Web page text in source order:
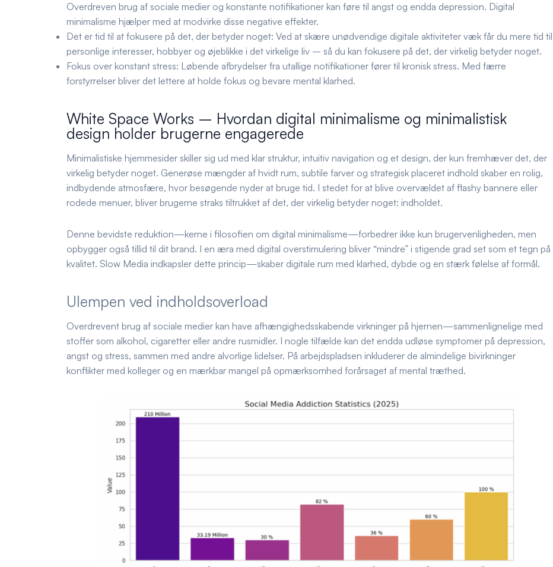
Overdreven brug af sociale medier og konstante notifikationer kan føre til angst og endda depression. Digital
minimalisme hjælper med at modvirke disse negative effekter.
Det er tid til at fokusere på det, der betyder noget: Ved at skære unødvendige digitale aktiviteter væk får du mere tid til
personlige interesser, hobbyer og øjeblikke i det virkelige liv – så du kan fokusere på det, der virkelig betyder noget.
Fokus over konstant stress: Løbende afbrydelser fra utallige notifikationer fører til kronisk stress. Med færre
forstyrrelser bliver det lettere at holde fokus og bevare mental klarhed.
White Space Works – Hvordan digital minimalisme og minimalistisk
design holder brugerne engagerede
Minimalistiske hjemmesider skiller sig ud med klar struktur, intuitiv navigation og et design, der kun fremhæver det, der
virkelig betyder noget. Generøse mængder af hvidt rum, subtile farver og strategisk placeret indhold skaber en rolig,
indbydende atmosfære, hvor besøgende nyder at bruge tid. I stedet for at blive overvældet af flashy bannere eller
rodede menuer, bliver brugerne straks tiltrukket af det, der virkelig betyder noget: indholdet.
Denne bevidste reduktion—kerne i filosofien om digital minimalisme—forbedrer ikke kun brugervenligheden, men
opbygger også tillid til dit brand. I en æra med digital overstimulering bliver “mindre” i stigende grad set som et tegn på
kvalitet. Slow Media indkapsler dette princip—skaber digitale rum med klarhed, dybde og en stærk følelse af formål.
Ulempen ved indholdsoverload
Overdrevent brug af sociale medier kan have afhængighedsskabende virkninger på hjernen—sammenlignelige med
stoffer som alkohol, cigaretter eller andre rusmidler. I nogle tilfælde kan det endda udløse symptomer på depression,
angst og stress, sammen med andre alvorlige lidelser. På arbejdspladsen inkluderer de almindelige bivirkninger
konflikter med kolleger og en mærkbar mangel på opmærksomhed forårsaget af mental træthed.